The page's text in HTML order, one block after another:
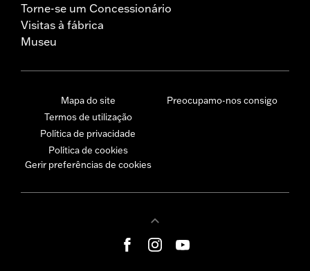
Torne-se um Concessionário
Visitas à fábrica
Museu
Mapa do site
Termos de utilização
Política de privacidade
Política de cookies
Gerir preferências de cookies
Preocupamo-nos consigo